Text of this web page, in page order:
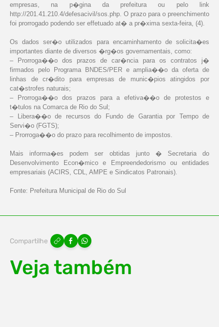
empresas, na p�gina da prefeitura ou pelo link
http://201.41.210.4/defesacivil/sos.php. O prazo para o preenchimento
foi prorrogado podendo ser effetuado at� a pr�xima sexta-feira, (4).
Os dados ser�o utilizados para encaminhamento de solicita�es
importantes diante de diversos �rg�os governamentais, como:
– Prorroga��o dos prazos de car�ncia para os contratos j�
firmados pelo Programa BNDES/PER e amplia��o da oferta de
linhas de cr�dito para empresas de munic�pios atingidos por
cat�strofes naturais;
– Prorroga��o dos prazos para a efetiva��o de protestos e
t�tulos na Comarca de Rio do Sul;
– Libera��o de recursos do Fundo de Garantia por Tempo de
Servi�o (FGTS);
– Prorroga��o do prazo para recolhimento de impostos.
Mais informa�es podem ser obtidas junto � Secretaria do
Desenvolvimento Econ�mico e Empreendedorismo ou entidades
empresariais (ACIRS, CDL, AMPE e Sindicatos Patronais).
Fonte: Prefeitura Municipal de Rio do Sul
Compartilhe
Veja também